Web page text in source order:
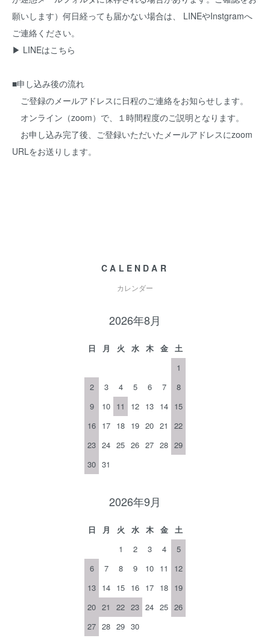
願いします）何日経っても届かない場合は、 LINEやInstgramへ
ご連絡ください。
▶︎ LINEはこちら
■申し込み後の流れ
ご登録のメールアドレスに日程のご連絡をお知らせします。
オンライン（zoom）で、１時間程度のご説明となります。
お申し込み完了後、ご登録いただいたメールアドレスにzoom
URLをお送りします。
CALENDAR
カレンダー
2026年8月
日 月 火 水 木 金
土
1
2
3 4 5 6 7
8
9
10 11 12 13 14 15
16 17 18 19 20 21
22
23 24 25 26 27 28 29
30 31
2026年9月
日 月 火 水 木 金
土
1
2 3 4
5
6
7 8 9 10 11
12
13 14 15 16 17 18 19
20 21 22 23 24 25 26
27 28 29 30